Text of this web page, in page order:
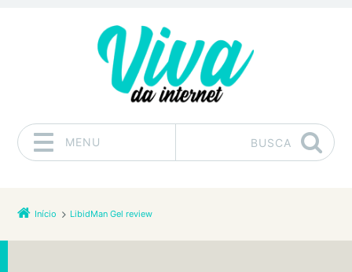
MENU BUSCA
Início LibidMan Gel review